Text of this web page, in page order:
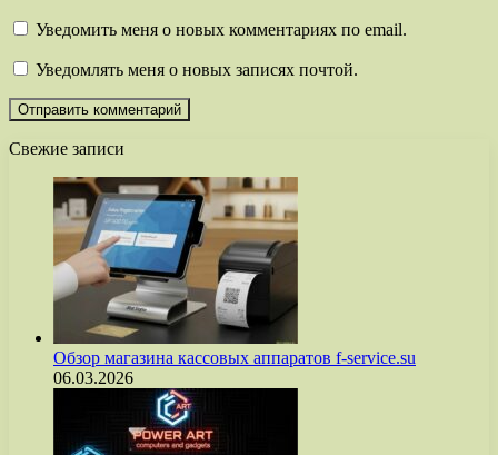
Уведомить меня о новых комментариях по email.
Уведомлять меня о новых записях почтой.
Свежие записи
Обзор магазина кассовых аппаратов f-service.su
06.03.2026